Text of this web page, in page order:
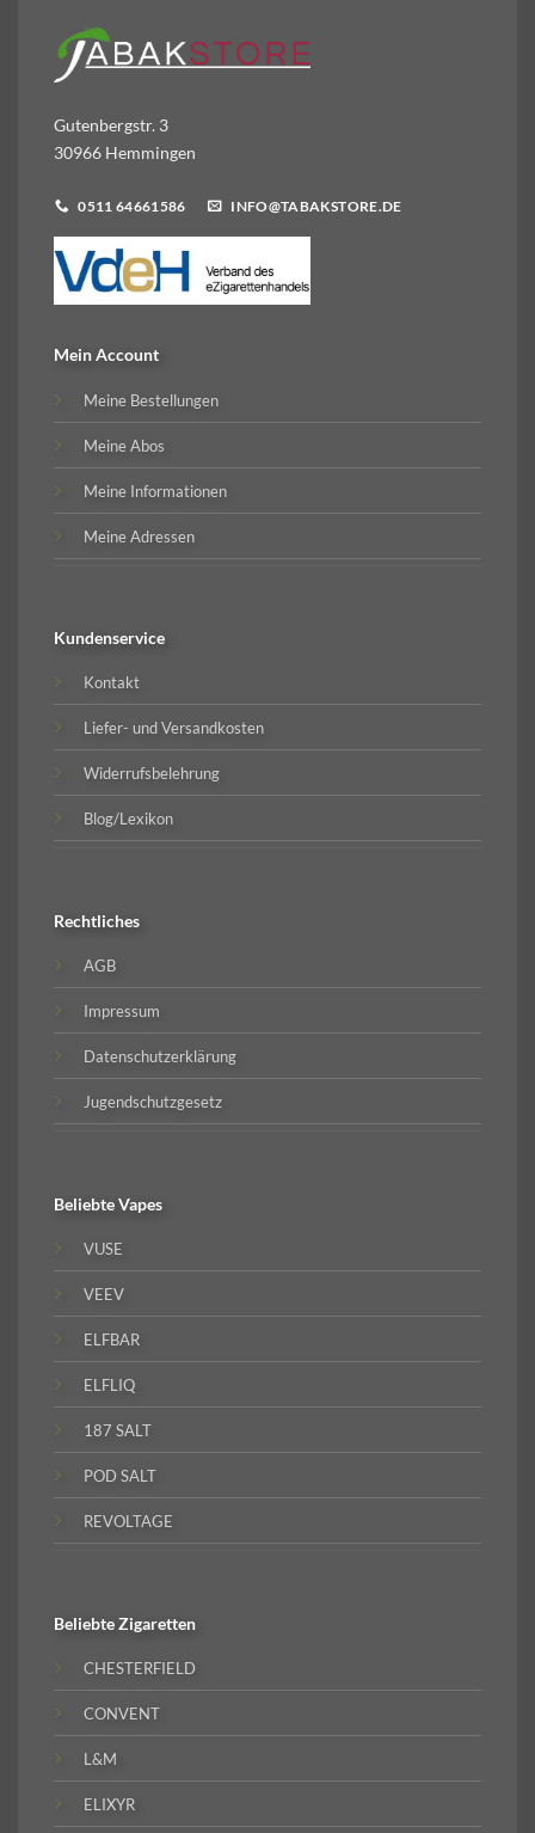
Gutenbergstr. 3
30966 Hemmingen
0511 64661586 INFO@TABAKSTORE.DE
Mein Account
Meine Bestellungen
Meine Abos
Meine Informationen
Meine Adressen
Kundenservice
Kontakt
Liefer- und Versandkosten
Widerrufsbelehrung
Blog/Lexikon
Rechtliches
AGB
Impressum
Datenschutzerklärung
Jugendschutzgesetz
BeliebteVapes
VUSE
VEEV
ELFBAR
ELFLIQ
187 SALT
POD SALT
REVOLTAGE
BeliebteZigaretten
CHESTERFIELD
CONVENT
L&M
ELIXYR